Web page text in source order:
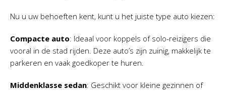
Nu u uw behoeften kent, kunt u het juiste type auto kiezen:
Compacte auto: Ideaal voor koppels of solo-reizigers die
vooral in de stad rijden. Deze auto’s zijn zuinig, makkelijk te
parkeren en vaak goedkoper te huren.
Middenklasse sedan: Geschikt voor kleine gezinnen of